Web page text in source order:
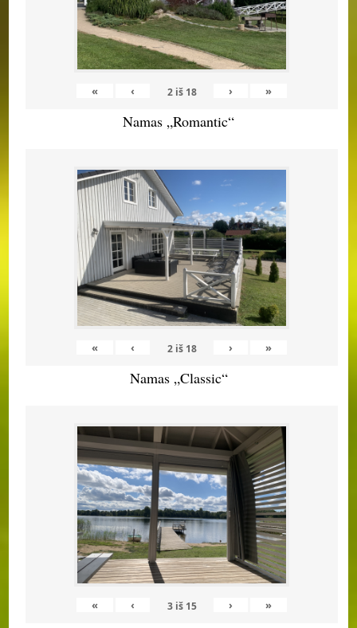
« ‹ 2iš 18 › »
Namas „Romantic“
« ‹ 2iš 18 › »
Namas „Classic“
« ‹ 3iš 15 › »